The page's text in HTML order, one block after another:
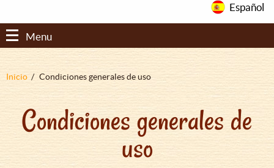
Español
Menu
Sobrescribir
ayuda
Inicio Condiciones generales de uso
Condiciones generales de
uso